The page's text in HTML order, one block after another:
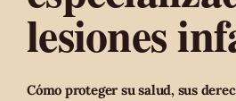
lesiones
Cómo proteger su salud, sus